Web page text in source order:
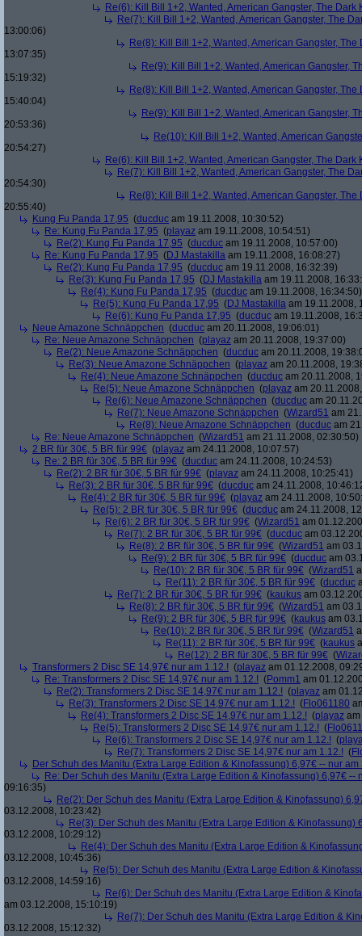
Re(6): Kill Bill 1+2, Wanted, American Gangster, The Dark
Re(7): Kill Bill 1+2, Wanted, American Gangster, The
13:00:06)
Re(8): Kill Bill 1+2, Wanted, American Gangster, The
13:07:35)
Re(9): Kill Bill 1+2, Wanted, American Gangster,
15:19:32)
Re(8): Kill Bill 1+2, Wanted, American Gangster, The
15:40:04)
Re(9): Kill Bill 1+2, Wanted, American Gangster,
20:53:36)
Re(10): Kill Bill 1+2, Wanted, American
20:54:27)
Re(6): Kill Bill 1+2, Wanted, American Gangster, The Dark
Re(7): Kill Bill 1+2, Wanted, American Gangster, The
20:54:30)
Re(8): Kill Bill 1+2, Wanted, American Gangster, The
20:55:40)
Kung Fu Panda 17,95 (ducduc am 19.11.2008, 10:30:52)
Re: Kung Fu Panda 17,95 (playaz am 19.11.2008, 10:54:51)
Re(2): Kung Fu Panda 17,95 (ducduc am 19.11.2008, 10:57:00)
Re: Kung Fu Panda 17,95 (DJ Mastakilla am 19.11.2008, 16:08:27)
Re(2): Kung Fu Panda 17,95 (ducduc am 19.11.2008, 16:32:39)
Re(3): Kung Fu Panda 17,95 (DJ Mastakilla am 19.11.2008,
Re(4): Kung Fu Panda 17,95 (ducduc am 19.11.2008, 16:34:50)
Re(5): Kung Fu Panda 17,95 (DJ Mastakilla am 19.11.2008,
Re(6): Kung Fu Panda 17,95 (ducduc am 19.11.2008,
Neue Amazone Schnäppchen (ducduc am 20.11.2008, 19:06:01)
Re: Neue Amazone Schnäppchen (playaz am 20.11.2008, 19:37:00)
Re(2): Neue Amazone Schnäppchen (ducduc am 20.11.2008,
Re(3): Neue Amazone Schnäppchen (playaz am 20.11.2008,
Re(4): Neue Amazone Schnäppchen (ducduc am 20.11.2008,
Re(5): Neue Amazone Schnäppchen (playaz am
Re(6): Neue Amazone Schnäppchen (ducduc am
Re(7): Neue Amazone Schnäppchen (Wizard51 am
Re(8): Neue Amazone Schnäppchen (ducduc am
Re: Neue Amazone Schnäppchen (Wizard51 am 21.11.2008, 02:30:50)
2 BR für 30€, 5 BR für 99€ (playaz am 24.11.2008, 10:07:57)
Re: 2 BR für 30€, 5 BR für 99€ (ducduc am 24.11.2008, 10:24:53)
Re(2): 2 BR für 30€, 5 BR für 99€ (playaz am 24.11.2008, 10:25:41)
Re(3): 2 BR für 30€, 5 BR für 99€ (ducduc am 24.11.2008,
Re(4): 2 BR für 30€, 5 BR für 99€ (playaz am 24.11.2008,
Re(5): 2 BR für 30€, 5 BR für 99€ (ducduc am 24.11.2008,
Re(6): 2 BR für 30€, 5 BR für 99€ (Wizard51 am
Re(7): 2 BR für 30€, 5 BR für 99€ (ducduc am
Re(8): 2 BR für 30€, 5 BR für 99€ (Wizard51 am
Re(9): 2 BR für 30€, 5 BR für 99€ (ducduc am
Re(10): 2 BR für 30€, 5 BR für 99€ (Wizard51
Re(11): 2 BR für 30€, 5 BR für 99€ (ducduc
Re(7): 2 BR für 30€, 5 BR für 99€ (kaukus am
Re(8): 2 BR für 30€, 5 BR für 99€ (Wizard51 am
Re(9): 2 BR für 30€, 5 BR für 99€ (kaukus am
Re(10): 2 BR für 30€, 5 BR für 99€ (Wizard51
Re(11): 2 BR für 30€, 5 BR für 99€ (kaukus
Re(12): 2 BR für 30€, 5 BR für 99€ (
Transformers 2 Disc SE 14,97€ nur am 1.12.! (playaz am 01.12.2008,
Re: Transformers 2 Disc SE 14,97€ nur am 1.12.! (Pomm1 am
Re(2): Transformers 2 Disc SE 14,97€ nur am 1.12.! (playaz am
Re(3): Transformers 2 Disc SE 14,97€ nur am 1.12.! (Flo061180
Re(4): Transformers 2 Disc SE 14,97€ nur am 1.12.! (playaz
Re(5): Transformers 2 Disc SE 14,97€ nur am 1.12.! (
Re(6): Transformers 2 Disc SE 14,97€ nur am 1.12.! (
Re(7): Transformers 2 Disc SE 14,97€ nur am 1.12.! (
Der Schuh des Manitu (Extra Large Edition & Kinofassung) 6,97€ -- nur am
Re: Der Schuh des Manitu (Extra Large Edition & Kinofassung) 6,97€ --
09:16:35)
Re(2): Der Schuh des Manitu (Extra Large Edition & Kinofassung)
03.12.2008, 10:23:42)
Re(3): Der Schuh des Manitu (Extra Large Edition & Kinofassung)
03.12.2008, 10:29:12)
Re(4): Der Schuh des Manitu (Extra Large Edition &
03.12.2008, 10:45:36)
Re(5): Der Schuh des Manitu (Extra Large Edition &
03.12.2008, 14:59:16)
Re(6): Der Schuh des Manitu (Extra Large Edition &
am 03.12.2008, 15:10:19)
Re(7): Der Schuh des Manitu (Extra Large Edition &
03.12.2008, 15:12:32)